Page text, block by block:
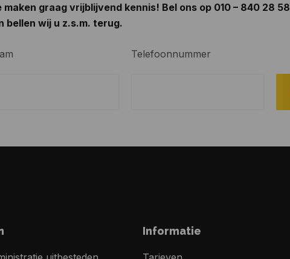
maken graag vrijblijvend kennis! Bel ons op 010 – 840 28 58
bellen wij u z.s.m. terug.
Telefoonnummer
Informatie